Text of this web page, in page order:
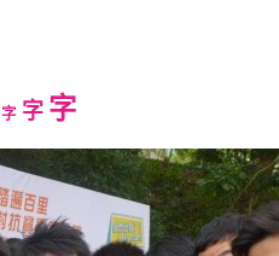
字Decrease
size.
字Reset
size.
字Increase
font
size.